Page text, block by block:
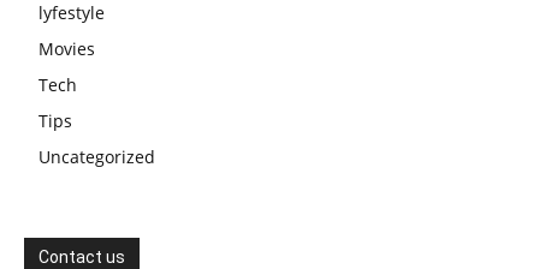
lyfestyle
Movies
Tech
Tips
Uncategorized
Contact us